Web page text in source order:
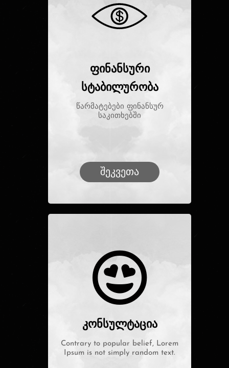
ფინანსური
სტაბილურობა
წარმატებები ფინანსურ
საკითხებში
შეკვეთა
კონსულტაცია
Contrary to popular belief, Lorem
Ipsum is not simply random text.